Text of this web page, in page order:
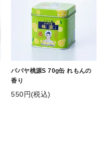
パパヤ桃源S 70g缶 れもんの
香り
550円(税込)